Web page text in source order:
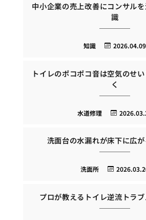
中小企業の売上改善にコンサル
識
2026.04.09
知識
トイレのポコポコ音は空気のせ
く
水道修理
洗面台の水漏れが床下に広
洗面所
プロが教えるトイレ逆流トラ